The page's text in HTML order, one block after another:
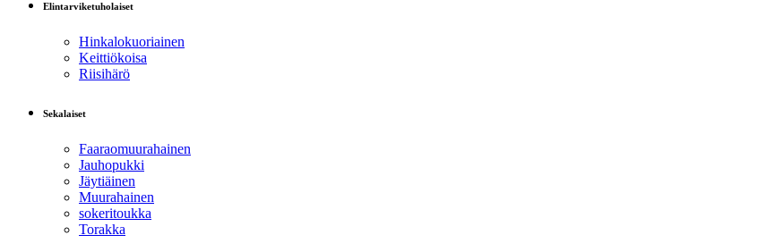
Elintarviketuholaiset
Hinkalokuoriainen
Keittiökoisa
Riisihärö
Sekalaiset
Faaraomuurahainen
Jauhopukki
Jäytiäinen
Muurahainen
sokeritoukka
Torakka